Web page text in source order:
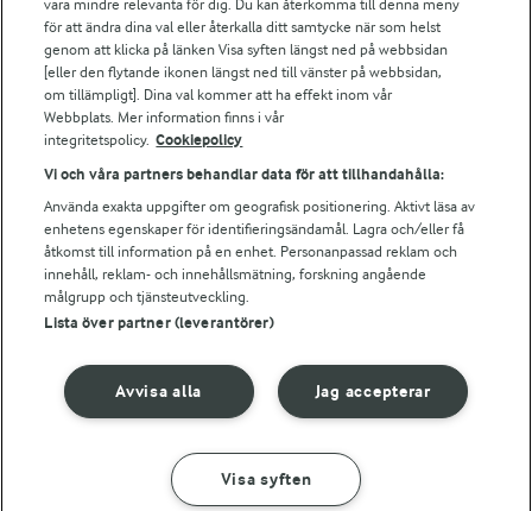
GÖR SÅ HÄR INGREDIENSER
Bildbank
Följ oss
© 2026 Arla Foods
Integritetspolicy
vara mindre relevanta för dig. Du kan återkomma till denna meny
för att ändra dina val eller återkalla ditt samtycke när som helst
genom att klicka på länken Visa syften längst ned på webbsidan
[eller den flytande ikonen längst ned till vänster på webbsidan,
om tillämpligt]. Dina val kommer att ha effekt inom vår
Webbplats. Mer information finns i vår
integritetspolicy. Cookiepolicy
Vi och våra partners behandlar data för att tillhandahålla:
Använda exakta uppgifter om geografisk positionering. Aktivt läsa av
enhetens egenskaper för identifieringsändamål. Lagra och/eller få
åtkomst till information på en enhet. Personanpassad reklam och
innehåll, reklam- och innehållsmätning, forskning angående
målgrupp och tjänsteutveckling.
Lista över partner (leverantörer)
Jag accepterar
Avvisa alla
Visa syften